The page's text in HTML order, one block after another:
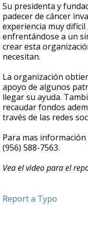
Su presidenta y
padecer de cáncer
experiencia muy
enfrentándose a un
crear esta
necesitan.
La organización
apoyo de algunos
llegar su ayuda.
recaudar fondos
través de las redes
Para mas
(956) 588-7563.
Vea el video para el
Report a Typo